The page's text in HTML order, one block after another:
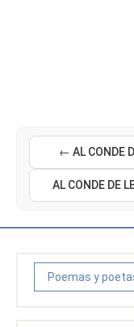
← AL CONDE
AL CONDE DE
Poemas y